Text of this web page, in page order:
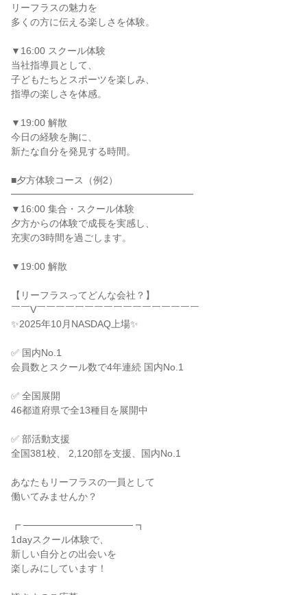
リーフラスの魅力を
多くの方に伝える楽しさを体験。
▼16:00 スクール体験
当社指導員として、
子どもたちとスポーツを楽しみ、
指導の楽しさを体感。
▼19:00 解散
今日の経験を胸に、
新たな自分を発見する時間。
■夕方体験コース（例2）
━━━━━━━━━━━━━━━━━━━
▼16:00 集合・スクール体験
夕方からの体験で成長を実感し、
充実の3時間を過ごします。
▼19:00 解散
【リーフラスってどんな会社？】
￣￣V￣￣￣￣￣￣￣￣￣￣￣￣￣￣￣￣￣
✨2025年10月NASDAQ上場✨
✅ 国内No.1
会員数とスクール数で4年連続 国内No.1
✅ 全国展開
46都道府県で全13種目を展開中
✅ 部活動支援
全国381校、 2,120部を支援、国内No.1
あなたもリーフラスの一員として
働いてみませんか？
┏ ──────────────── ┓
1dayスクール体験で、
新しい自分との出会いを
楽しみにしています！